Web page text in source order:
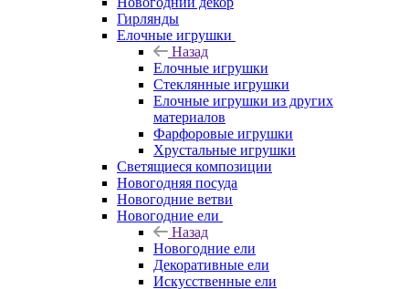
Гирлянды
Елочные игрушки
Назад
Елочные игрушки
Стеклянные игрушки
Елочные игрушки из других
материалов
Фарфоровые игрушки
Хрустальные игрушки
Светящиеся композиции
Новогодняя посуда
Новогодние ветви
Новогодние ели
Назад
Новогодние ели
Декоративные ели
Искусственные ели